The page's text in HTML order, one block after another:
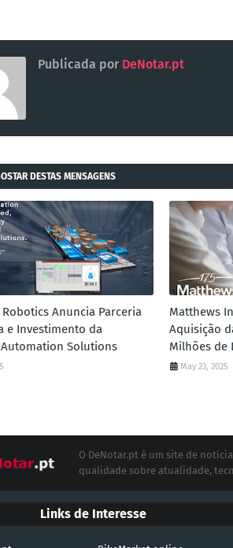
Publicada por DeNotar.pt
DESTAS MENSAGENS
Robotics Anuncia Parceria
e Investimento da
Solutions
Matthews
Aquisição
Milhões de
May 23, 2025
O DeNotar.pt é um site de
qualidade sobre atualidade,
Links de Interesse